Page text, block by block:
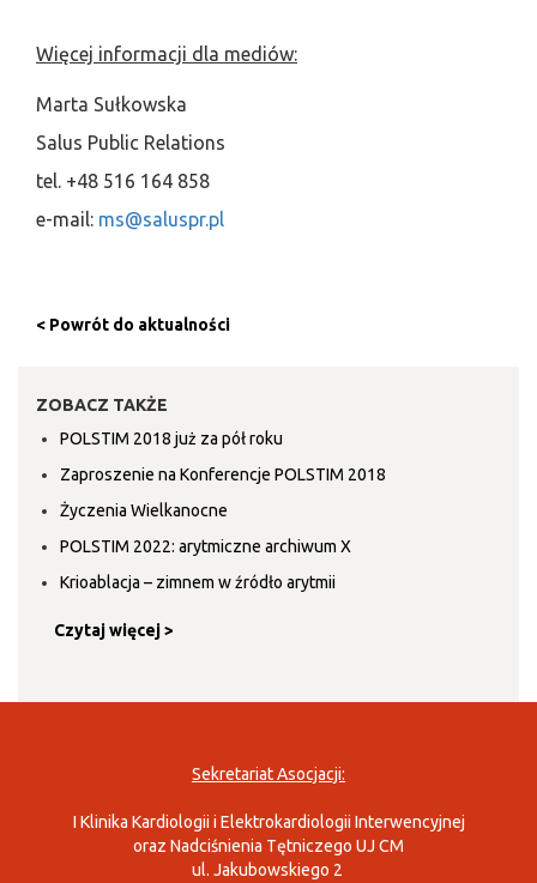
Więcej informacji dla mediów:
Marta Sułkowska
Salus Public Relations
tel. +48 516 164 858
e-mail: ms@saluspr.pl
< Powrót do aktualności
ZOBACZ TAKŻE
POLSTIM 2018 już za pół roku
Zaproszenie na Konferencje POLSTIM 2018
Życzenia Wielkanocne
POLSTIM 2022: arytmiczne archiwum X
Krioablacja – zimnem w źródło arytmii
Czytaj więcej >
Sekretariat Asocjacji:
I Klinika Kardiologii i Elektrokardiologii Interwencyjnej
oraz Nadciśnienia Tętniczego UJ CM
ul. Jakubowskiego 2